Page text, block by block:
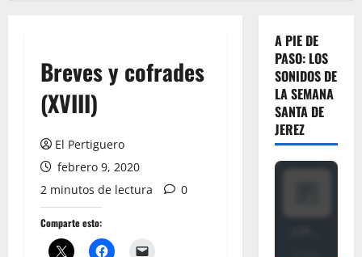
Breves y cofrades
(XVIII)
El Pertiguero
febrero 9, 2020
2 minutos de lectura
0
Comparte esto:
A PIE DE
PASO: LOS
SONIDOS DE
LA SEMANA
SANTA DE
JEREZ